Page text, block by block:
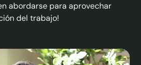
abordarse para aprovechar
del trabajo!